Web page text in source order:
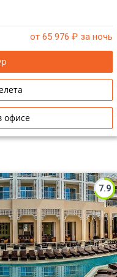
от 65 976 ₽ за ночь
офисе
7.9